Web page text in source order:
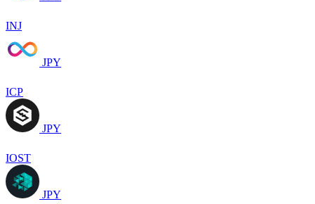
INJ
JPY
ICP
JPY
IOST
JPY